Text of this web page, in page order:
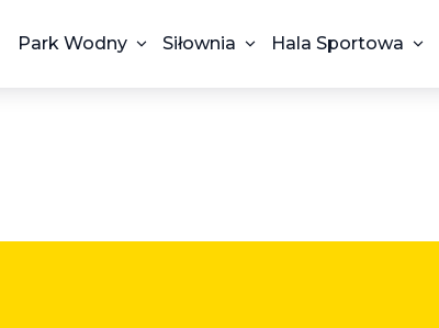
Park Wodny Siłownia Hala Sportowa